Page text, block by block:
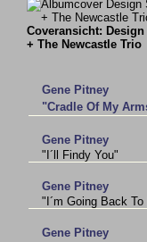
Coveransicht:
+ The Newcastle Trio
Gene Pitney
"Cradle Of My
Gene Pitney
"I´ll Findy You"
Gene Pitney
"I´m Going Back
Gene Pitney